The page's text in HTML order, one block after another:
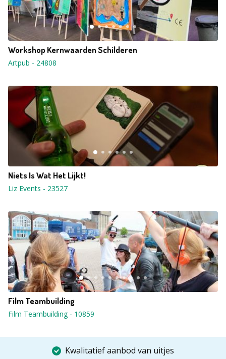
Workshop Kernwaarden Schilderen
Artpub - 24808
Niets Is Wat Het Lijkt!
Liz Events - 23527
Film Teambuilding
Film Teambuilding- 10859
Kwalitatief aanbod van uitjes